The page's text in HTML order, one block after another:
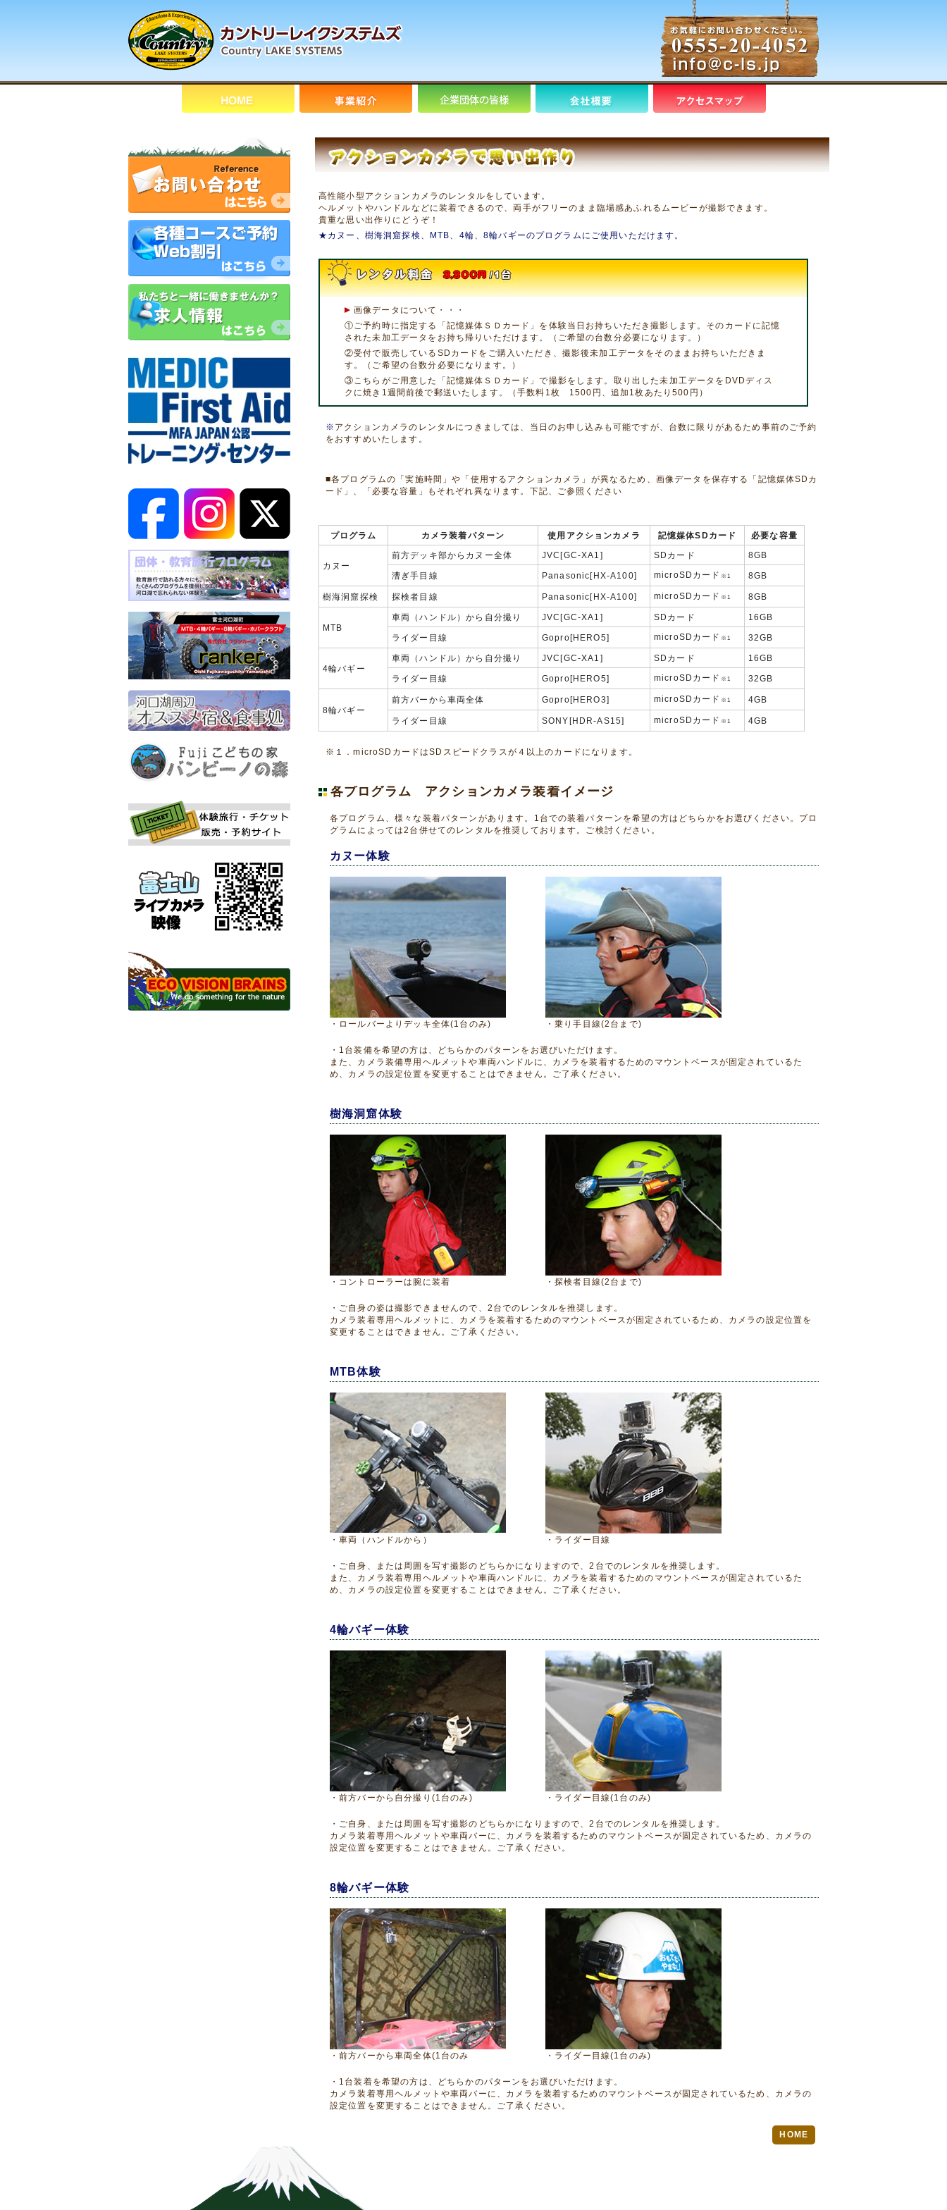
高性能小型アクションカメラのレンタルをしています。
ヘルメットやハンドルなどに装着できるので、両手がフリーのまま臨場感あふれるムービーが撮影できます。
貴重な思い出作りにどうぞ！
★カヌー、樹海洞窟探検、MTB、4輪、8輪バギーのプログラムにご使用いただけます。
画像データについて・・・
①ご予約時に指定する「記憶媒体ＳＤカード」を体験当日お持ちいただき撮影します。そのカードに記憶
された未加工データをお持ち帰りいただけます。（ご希望の台数分必要になります。）
②受付で販売しているSDカードをご購入いただき、撮影後未加工データをそのままお持ちいただきま
す。（ご希望の台数分必要になります。）
③こちらがご用意した「記憶媒体ＳＤカード」で撮影をします。取り出した未加工データをDVDディス
クに焼き1週間前後で郵送いたします。（手数料1枚 1500円、追加1枚あたり500円）
※ アクションカメラのレンタルにつきましては、当日のお申し込みも可能ですが、台数に限りがあるため事前のご予約
をおすすめいたします。
■各プログラムの「実施時間」や「使用するアクションカメラ」が異なるため、画像データを保存する「記憶媒体SDカ
ード」、「必要な容量」もそれぞれ異なります。下記、ご参照ください
プログラム カメラ装着パターン 使用アクションカメラ 記憶媒体SDカード 必要な容量
カヌー
前方デッキ部からカヌー全体 JVC[GC-XA1] SDカード 8GB
漕ぎ手目線 Panasonic[HX-A100] microSDカード ※1 8GB
樹海洞窟探検 探検者目線 Panasonic[HX-A100] microSDカード ※1 8GB
MTB
車両（ハンドル）から自分撮り JVC[GC-XA1] SDカード 16GB
ライダー目線 Gopro[HERO5] microSDカード ※1 32GB
4輪バギー
車両（ハンドル）から自分撮り JVC[GC-XA1] SDカード 16GB
ライダー目線 Gopro[HERO5] microSDカード ※1 32GB
8輪バギー
前方バーから車両全体 Gopro[HERO3] microSDカード ※1 4GB
ライダー目線 SONY[HDR-AS15] microSDカード ※1 4GB
※１．microSDカードはSDスピードクラスが４以上のカードになります。
各プログラム アクションカメラ装着イメージ
各プログラム、様々な装着パターンがあります。1台での装着パターンを希望の方はどちらかをお選びください。プロ
グラムによっては2台併せてのレンタルを推奨しております。ご検討ください。
カヌー体験
・ロールバーよりデッキ全体(1台のみ) ・乗り手目線(2台まで)
・1台装備を希望の方は、どちらかのパターンをお選びいただけます。
また、カメラ装備専用ヘルメットや車両ハンドルに、カメラを装着するためのマウントベースが固定されているた
め、カメラの設定位置を変更することはできません。ご了承ください。
樹海洞窟体験
・コントローラーは腕に装着 ・探検者目線(2台まで)
・ご自身の姿は撮影できませんので、2台でのレンタルを推奨します。
カメラ装着専用ヘルメットに、カメラを装着するためのマウントベースが固定されているため、カメラの設定位置を
変更することはできません。ご了承ください。
MTB体験
・車両（ハンドルから） ・ライダー目線
・ご自身、または周囲を写す撮影のどちらかになりますので、2台でのレンタルを推奨します。
また、カメラ装着専用ヘルメットや車両ハンドルに、カメラを装着するためのマウントベースが固定されているた
め、カメラの設定位置を変更することはできません。ご了承ください。
4輪バギー体験
・前方バーから自分撮り(1台のみ) ・ライダー目線(1台のみ)
・ご自身、または周囲を写す撮影のどちらかになりますので、2台でのレンタルを推奨します。
カメラ装着専用ヘルメットや車両バーに、カメラを装着するためのマウントベースが固定されているため、カメラの
設定位置を変更することはできません。ご了承ください。
8輪バギー体験
・前方バーから車両全体(1台のみ ・ライダー目線(1台のみ)
・1台装着を希望の方は、どちらかのパターンをお選びいただけます。
カメラ装着専用ヘルメットや車両バーに、カメラを装着するためのマウントベースが固定されているため、カメラの
設定位置を変更することはできません。ご了承ください。
HOME